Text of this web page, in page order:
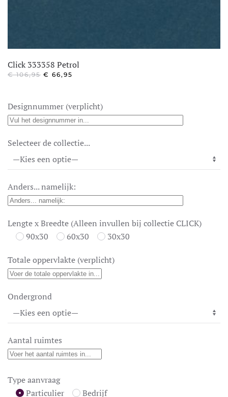
Click 333358 Petrol
€106,95 OORSPRONKELIJKE
€ 66,95
Designnummer (verplicht)
Selecteer de collectie...
Anders... namelijk:
Lengte x Breedte (Alleen invullen bij collectie CLICK)
90x30
60x30 30x30
Totale oppervlakte (verplicht)
Ondergrond
Aantal ruimtes
Type aanvraag
Particulier
Bedrijf